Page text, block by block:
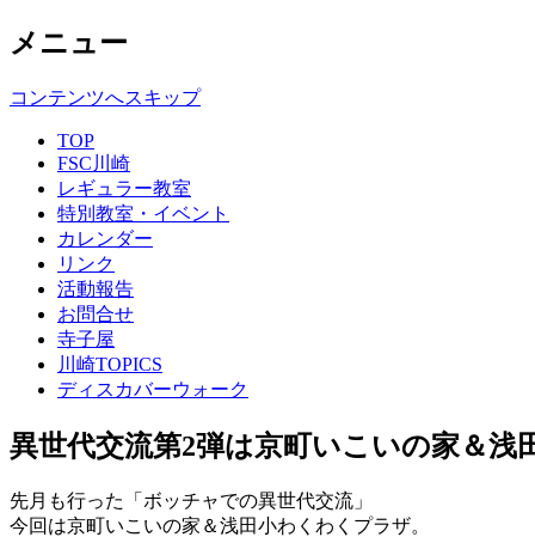
メニュー
コンテンツへスキップ
TOP
FSC川崎
レギュラー教室
特別教室・イベント
カレンダー
リンク
活動報告
お問合せ
寺子屋
川崎TOPICS
ディスカバーウォーク
異世代交流第2弾は京町いこいの家＆浅
先月も行った「ボッチャでの異世代交流」
今回は京町いこいの家＆浅田小わくわくプラザ。